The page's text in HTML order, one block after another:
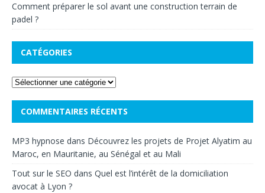
Comment préparer le sol avant une construction terrain de
padel ?
CATÉGORIES
COMMENTAIRES RÉCENTS
MP3 hypnose dans Découvrez les projets de Projet Alyatim au
Maroc, en Mauritanie, au Sénégal et au Mali
Tout sur le SEO dans Quel est l’intérêt de la domiciliation
avocat à Lyon ?